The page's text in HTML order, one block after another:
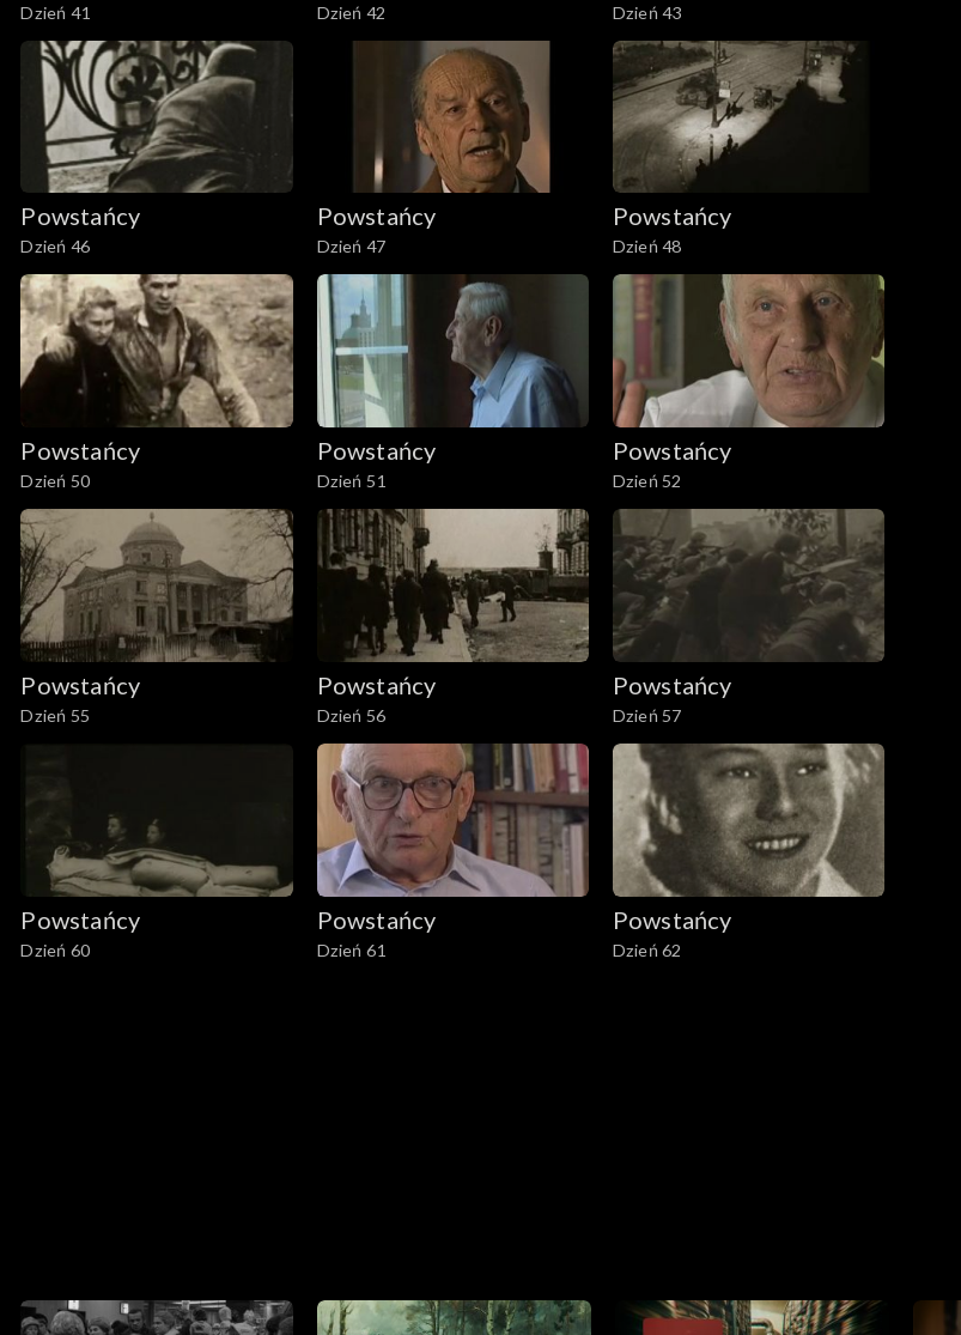
Dzień 41 Dzień 42 Dzień 43
Powstańcy
Dzień 46
Powstańcy
Dzień 47
Powstańcy
Dzień 48
Powstańcy
Dzień 50
Powstańcy
Dzień 51
Powstańcy
Dzień 52
Powstańcy
Dzień 55
Powstańcy
Dzień 56
Powstańcy
Dzień 57
Powstańcy
Dzień 60
Powstańcy
Dzień 61
Powstańcy
Dzień 62